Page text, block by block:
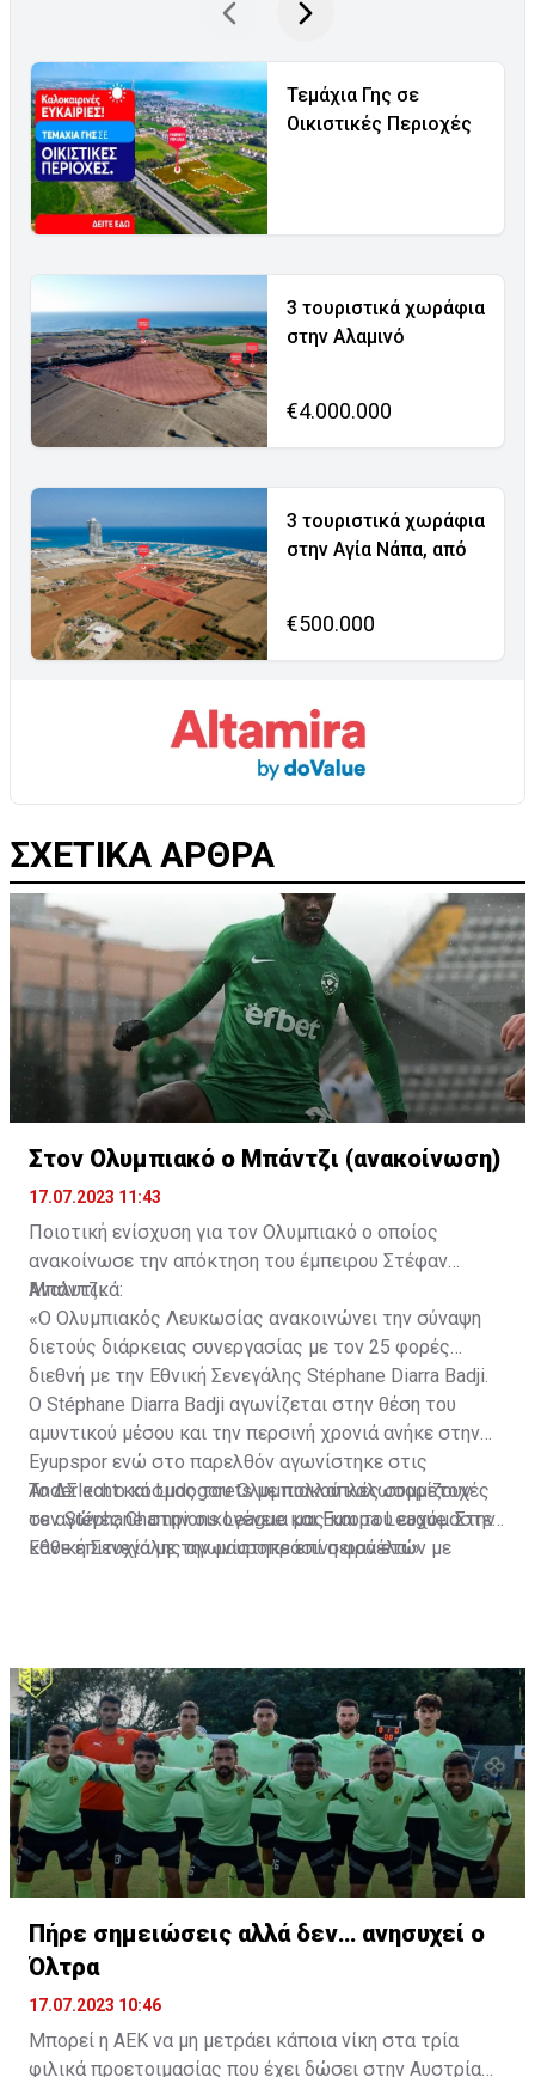
Τεμάχια Γης σε
Οικιστικές Περιοχές
3 τουριστικά χωράφια
στην Αλαμινό
€4.000.000
3 τουριστικά χωράφια
στην Αγία Νάπα, από
€500.000
ΣΧΕΤΙΚΑ ΑΡΘΡΑ
Στον Ολυμπιακό ο Μπάντζι (ανακοίνωση)
17.07.2023 11:43
Ποιοτική ενίσχυση για τον Ολυμπιακό ο οποίος
ανακοίνωσε την απόκτηση του έμπειρου Στέφαν
Μπάντζι.
Αναλυτικά:
«Ο Ολυμπιακός Λευκωσίας ανακοινώνει την σύναψη
διετούς διάρκειας συνεργασίας με τον 25 φορές
διεθνή με την Εθνική Σενεγάλης Stéphane Diarra Badji.
Ο Stéphane Diarra Badji αγωνίζεται στην θέση του
αμυντικού μέσου και την περσινή χρονιά ανήκε στην
Eyupspor ενώ στο παρελθόν αγωνίστηκε στις
Anderlecht και Ludogorets με πολλαπλές συμμετοχές
σε αγώνες Champions League και Europa League. Στην
Εθνική Σενεγάλης αγωνίστηκε επί σειρά ετών με
Το ΔΣ και ο κόσμος του Ολυμπιακού καλωσορίζουν
τον Stéphane στην οικογένεια μας και του ευχόμαστε
κάθε επιτυχία με την μαυροπράσινη φανέλα.»
Πήρε σημειώσεις αλλά δεν… ανησυχεί ο
Όλτρα
17.07.2023 10:46
Μπορεί η ΑΕΚ να μη μετράει κάποια νίκη στα τρία
φιλικά προετοιμασίας που έχει δώσει στην Αυστρία